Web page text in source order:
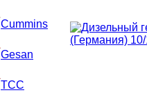
Cummins
Gesan
ТСС